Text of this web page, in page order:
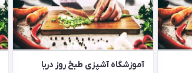
آموزشگاه آشپزی طبخ روز دریا